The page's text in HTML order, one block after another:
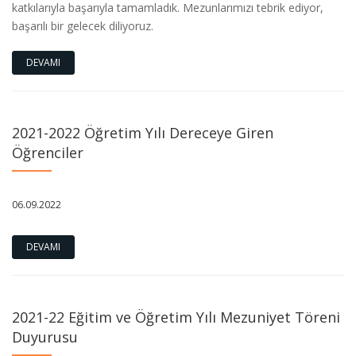
katkılarıyla başarıyla tamamladık. Mezunlarımızı tebrik ediyor,
başarılı bir gelecek diliyoruz.
DEVAMI
2021-2022 Öğretim Yılı Dereceye Giren
Öğrenciler
06.09.2022
DEVAMI
2021-22 Eğitim ve Öğretim Yılı Mezuniyet Töreni
Duyurusu